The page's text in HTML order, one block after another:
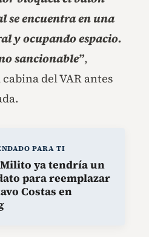
se encuentra en una
y ocupando espacio.
sancionable”,
del VAR antes
PARA TI
ya tendría un
para reemplazar
Costas en